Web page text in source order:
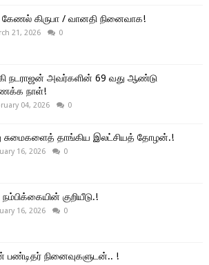
கிருபா / வானதி நினைவாக!
21, 2026 0
நடராஜன் அவர்களின் 69 வது ஆண்டு
நாள்!
04, 2026 0
சுமைகளைத் தாங்கிய இலட்சியத் தோழன்.!
16, 2026 0
நம்பிக்கையின் குறியீடு.!
16, 2026 0
பண்டிதர் நினைவுகளுடன்.. !